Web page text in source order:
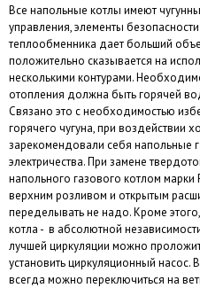
Все напольные котлы имеют
управления, элементы
теплообменника дает больший
положительно сказывается на
несколькими контурами.
отопления должна быть горячей
Связано это с необходимостью
горячего чугуна, при
зарекомендовали себя напольные
электричества. При замене
напольного газового котлом марки
верхним розливом и открытым
переделывать не надо. Кроме
котла - в абсолютной
лучшей циркуляции можно
установить циркуляционный насос.
всегда можно переключиться на